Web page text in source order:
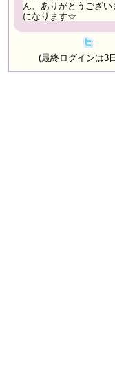
ん、ありがとうござい
になります☆
(最終ログインは3